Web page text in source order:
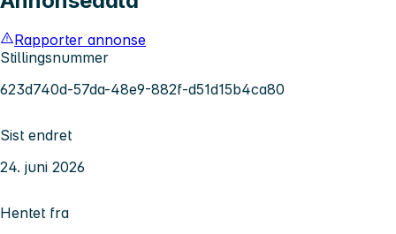
Rapporter annonse
Stillingsnummer
623d740d-57da-48e9-882f-d51d15b4ca80
Sist endret
24. juni 2026
Hentet fra